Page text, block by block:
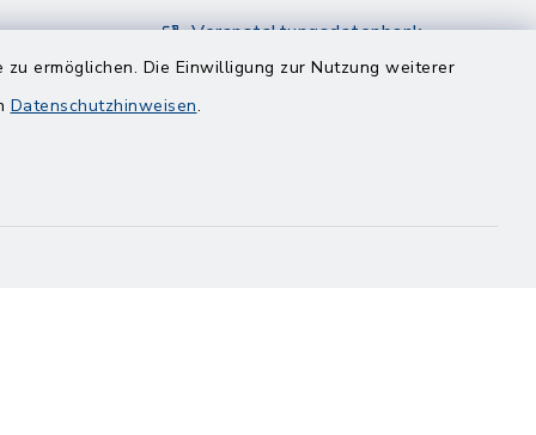
ermöglichen. Die Einwilligung zur Nutzung weiterer
Datenschutzhinweisen.
Veranstaltungsdatenbank
Metropolregion Hamburg